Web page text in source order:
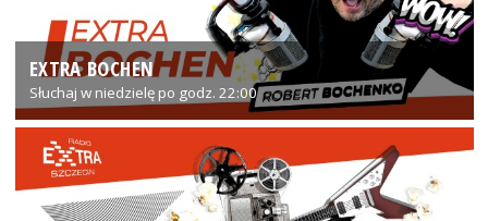
EXTRA BOCHEN
Słuchaj w niedzielę po godz. 22:00